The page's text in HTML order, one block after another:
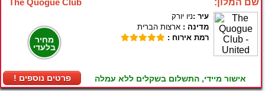
The Quogue Club שם המלון:
מחיר
בלעדי
! פרטים נוספים
עיר :ניו יורק
מדינה : ארצות הברית
רמת אירוח :
אישור מיידי, התשלום בשקלים ללא עמלה